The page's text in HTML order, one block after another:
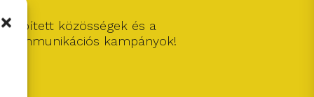
épített közösségek és a
kommunikációs kampányok!